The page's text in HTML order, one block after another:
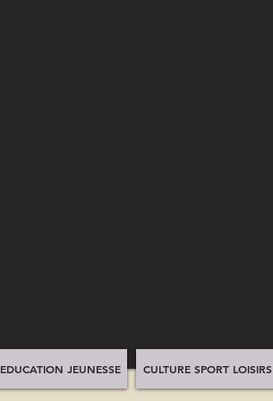
EDUCATION JEUNESSE CULTURE SPORT LOISIRS